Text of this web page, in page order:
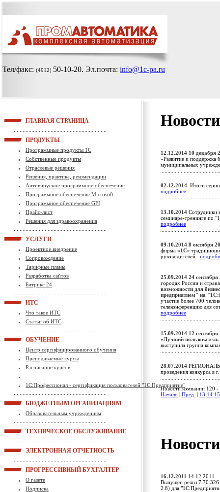
Тел/факс: (4912) 50-10-20. Эл.почта: info@1c-pa.ru
ГЛАВНАЯ СТРАНИЦА
ПРОДУКТЫ
Программные продукты 1С
Собственные продукты
Отраслевые решения
Решения, практика, рекомендации
Антивирусное программное обеспечение
Программное обеспечение Microsoft
Программное обеспечение GFI
Прайс-лист
Решения для здравоохранения
УСЛУГИ
Проектное внедрение
Сопровождение
Тарифные планы
Разработка сайтов
Битрикс 24
ИТС
Что такое ИТС
Статьи об ИТС
ОБУЧЕНИЕ
Центр сертифицированного обучения
Преподаваемые курсы
Расписание курсов
1С:Профессионал - сертификация пользователей "1С:Предприятие"
БЮДЖЕТНЫМ ОРГАНИЗАЦИЯМ
Образовательным учреждениям
ТЕХНИЧЕСКОЕ ОБСЛУЖИВАНИЕ
ЭЛЕКТРОННАЯ ОТЧЕТНОСТЬ
ПРОГРЕССИВНЫЙ БУХГАЛТЕР
О газете
Подписка
12.12.2014 10 декабря
«Развитие и поддержка
муниципальных
02.12.2014 Итоги
подробнее
13.10.2014 Сотрудники
семинаре-тренинге по
подробнее
09.10.2014 8 октября
фирма «1С»
руководителей
25.09.2014 24 сентября
городах России и
возможности для
предприятием" на
участие более 700
телеконференцию для
подробнее
15.09.2014 12 сентября
«Лучший
выступила группа
28.07.2014
проведения конкурса в
Новости компании 120 -
Начало
Пред. 13 14 15
16.12.2011 14.12.2011
Выпущен релиз 7.70.326
2.8) для